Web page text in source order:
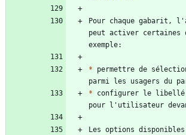
Pour chaque gabarit,
peut activer certaines
* permettre de
* configurer le
Les options disponibles